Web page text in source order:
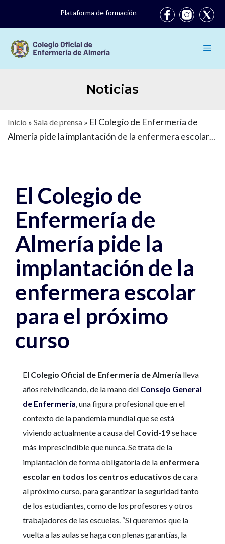
Plataforma de formación
Noticias
Inicio » Sala de prensa » El Colegio de Enfermería de
Almería pide la implantación de la enfermera escolar
El Colegio de
Enfermería de
Almería pide la
implantación de la
enfermera escolar
para el próximo
curso
El Colegio Oficial de Enfermería de Almería lleva
años reivindicando, de la mano del Consejo General
de Enfermería, una figura profesional que en el
contexto de la pandemia mundial que se está
viviendo actualmente a causa del Covid-19se hace
más imprescindible que nunca. Se trata de la
implantación de forma obligatoria de la enfermera
escolar en todos los centros educativos de cara
al próximo curso, para garantizar la seguridad tanto
de los estudiantes, como de los profesores y otros
trabajadores de las escuelas. “Si queremos que la
vuelta a las aulas se haga con plenas garantías, la